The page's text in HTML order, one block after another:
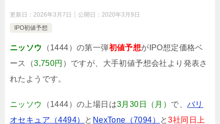
更新日： 2026年3月7日 公開日： 2020年3月9日
IPO初値予想
ニッソウ （1444）の第一弾初値予想がIPO想定価格ベ
ース（3,750円 ）ですが、大手初値予想会社より発表さ
れたようです。
ニッソウ （1444）の上場日は3月30日（月） で、バリ
オセキュア（4494） と NexTone（7094） と3社同日上